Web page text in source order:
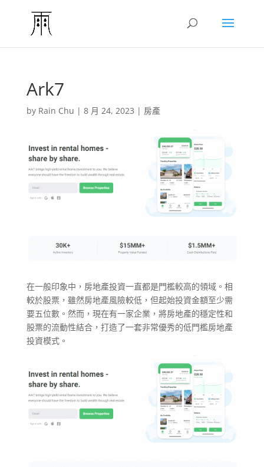
Ark7
by Rain Chu | 8 月 24, 2023 | 房產
在一般印象中，房地產投資一直都是門檻較高的領域。相
較於股票，雖然房地產風險較低，但起始投資金額至少需
要五位數。然而，現在有一家企業，將房地產的穩定性和
股票的流動性結合，打造了一套非常優秀的低門檻房地產
投資模式。